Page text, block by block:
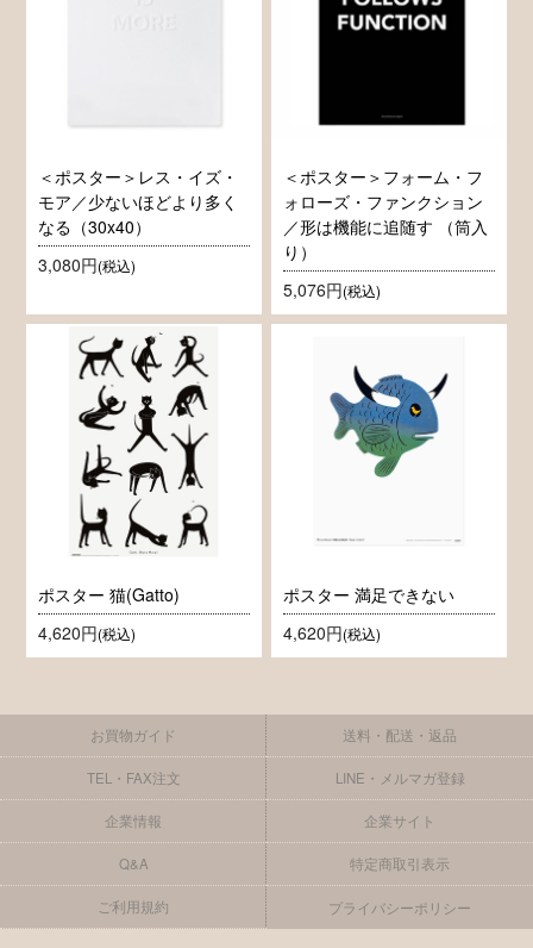
＜ポスター＞レス・イズ・
モア／少ないほどより多く
なる（30x40）
3,080円(税込)
＜ポスター＞フォーム・フ
ォローズ・ファンクション
／形は機能に追随す （筒入
り）
5,076円(税込)
ポスター 猫(Gatto)
4,620円(税込)
ポスター 満足できない
4,620円(税込)
お買物ガイド 送料・配送・返品
TEL・FAX注文 LINE・メルマガ登録
企業情報 企業サイト
Q&A 特定商取引表示
ご利用規約 プライバシーポリシー